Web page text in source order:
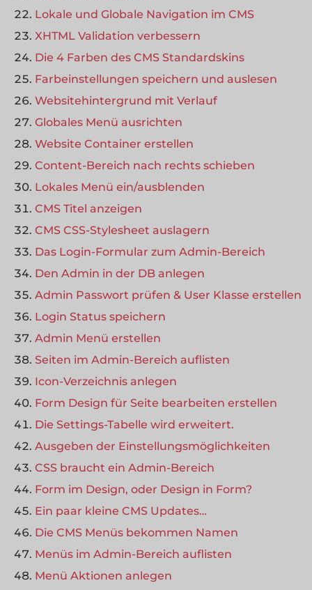
Lokale und Globale Navigation im CMS
XHTML Validation verbessern
Die 4 Farben des CMS Standardskins
Farbeinstellungen speichern und auslesen
Websitehintergrund mit Verlauf
Globales Menü ausrichten
Website Container erstellen
Content-Bereich nach rechts schieben
Lokales Menü ein/ausblenden
CMS Titel anzeigen
CMS CSS-Stylesheet auslagern
Das Login-Formular zum Admin-Bereich
Den Admin in der DB anlegen
Admin Passwort prüfen & User Klasse erstellen
Login Status speichern
Admin Menü erstellen
Seiten im Admin-Bereich auflisten
Icon-Verzeichnis anlegen
Form Design für Seite bearbeiten erstellen
Die Settings-Tabelle wird erweitert.
Ausgeben der Einstellungsmöglichkeiten
CSS braucht ein Admin-Bereich
Form im Design, oder Design in Form?
Ein paar kleine CMS Updates…
Die CMS Menüs bekommen Namen
Menüs im Admin-Bereich auflisten
Menü Aktionen anlegen